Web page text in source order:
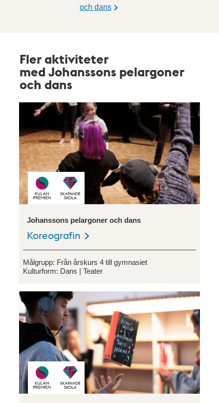
och dans
Fler aktiviteter
med Johanssons pelargoner
och dans
Johanssons pelargoner och dans
Koreografin
Målgrupp: Från årskurs 4 till gymnasiet
Kulturform: Dans Teater